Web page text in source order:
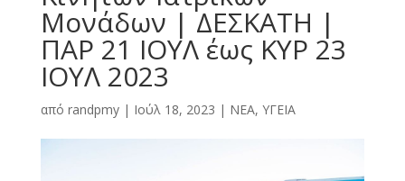
Μονάδων | ΔΕΣΚΑΤΗ |
ΠΑΡ 21 ΙΟΥΛ έως ΚΥΡ 23
ΙΟΥΛ 2023
από randpmy| Ιούλ 18, 2023 | ΝΕΑ, ΥΓΕΙΑ